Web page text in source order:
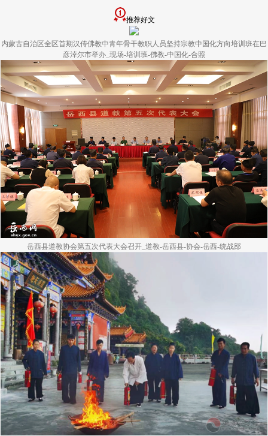
推荐好文
内蒙古自治区全区首期汉传佛教中青年骨干教职人员坚持宗教中国化方向培训班在巴
彦淖尔市举办_现场-培训班-佛教-中国化-合照
岳西县道教协会第五次代表大会召开_道教-岳西县-协会-岳西-统战部